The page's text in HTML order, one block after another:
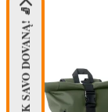
PASIIMK SAVO DOVANĄ! 🧦